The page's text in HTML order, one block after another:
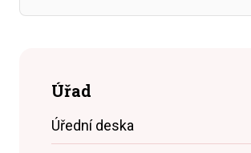
Úřad
Úřední deska